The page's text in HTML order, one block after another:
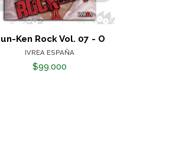
Ken Rock Vol. 07 - O
IVREA ESPAÑA
$99.000